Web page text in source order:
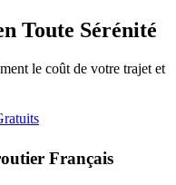
Toute Sérénité
le coût de votre trajet et
Français